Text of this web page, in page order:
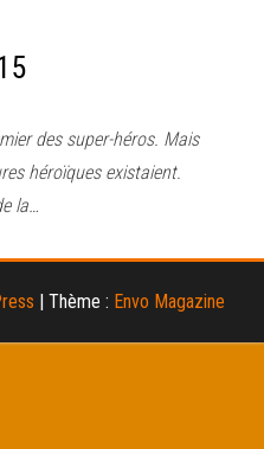
des super-héros. Mais
héroïques existaient.
la…
| Thème : Envo Magazine